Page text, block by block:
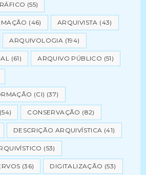
(55)
(46) ARQUIVISTA (43)
ARQUIVOLOGIA (194)
(61) ARQUIVO PÚBLICO (51)
(CI) (37)
(54) CONSERVAÇÃO (82)
DESCRIÇÃO ARQUIVÍSTICA (41)
(53)
(36) DIGITALIZAÇÃO (53)